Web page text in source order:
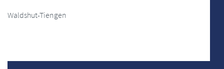
Waldshut-Tiengen